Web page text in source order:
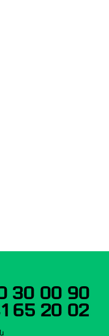
30 00 90
65 20 02